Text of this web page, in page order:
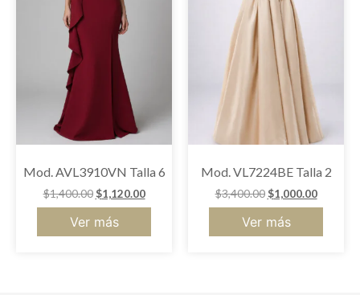
Mod. AVL3910VN Talla 6
$1,400.00 $1,120.00
Ver más
Mod. VL7224BE Talla 2
$3,400.00 $1,000.00
Ver más